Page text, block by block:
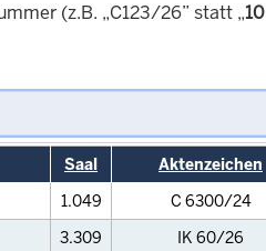
(z.B. „C123/26” statt „10
Saal Aktenzeichen
1.049
C 6300/24
3.309 IK 60/26